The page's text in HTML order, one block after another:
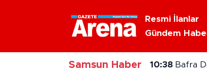
Resmi İlanlar
Gündem
Samsun Haber 10:38 Bafra
Nöbetçi Eczaneler
Hava Durumu